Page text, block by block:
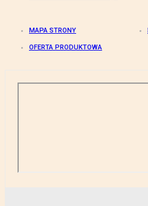
MAPA STRONY
OFERTA PRODUKTOWA